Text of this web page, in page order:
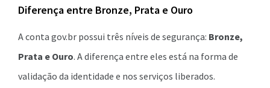
Diferença entre Bronze, Prata e Ouro
A conta gov.br possui três níveis de segurança: Bronze,
Prata e Ouro. A diferença entre eles está na forma de
validação da identidade e nos serviços liberados.